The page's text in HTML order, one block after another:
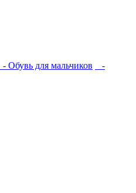
- Обувь для мальчиков
-